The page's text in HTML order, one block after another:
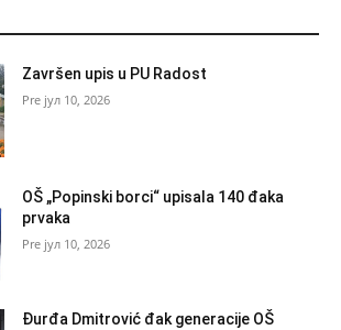
Završen upis u PU Radost
јул 10, 2026
OŠ „Popinski borci“ upisala 140 đaka
prvaka
јул 10, 2026
Đurđa Dmitrović đak generacije OŠ